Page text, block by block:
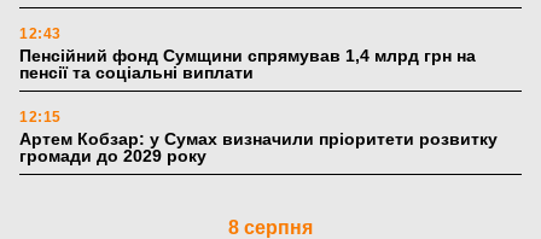
12:43
Пенсійний фонд Сумщини спрямував 1,4 млрд грн на
пенсії та соціальні виплати
12:15
Артем Кобзар: у Сумах визначили пріоритети розвитку
громади до 2029 року
8 серпня